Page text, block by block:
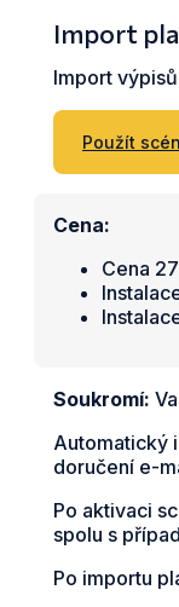
Import
Import
Použít
Cena:
Cena
Soukromí:
Automatický
doručení e-
Po aktivaci
spolu s
Po importu